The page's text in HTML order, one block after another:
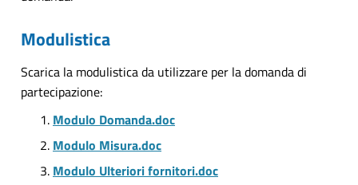
Modulistica
Scarica la modulistica da utilizzare per la domanda di
partecipazione:
Modulo Domanda.doc
Modulo Misura.doc
Modulo Ulteriori fornitori.doc